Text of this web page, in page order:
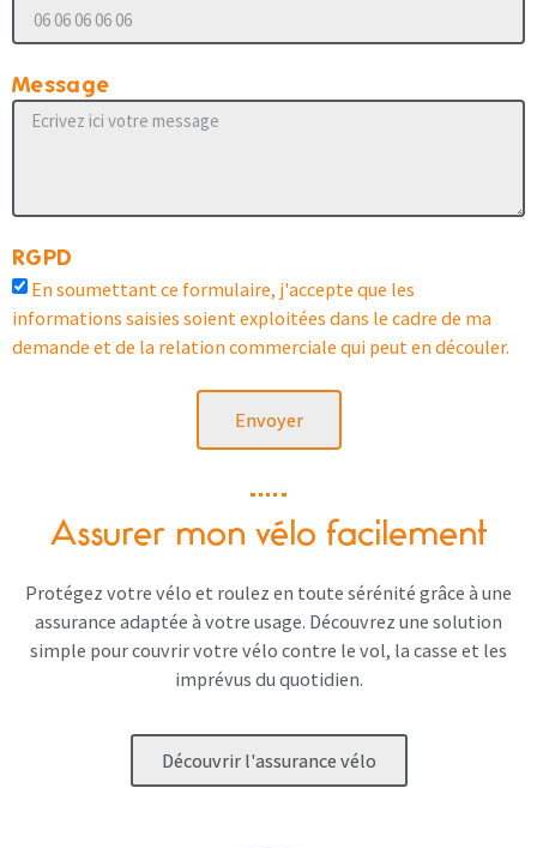
Message
RGPD
En soumettant ce formulaire, j'accepte que les
informations saisies soient exploitées dans le cadre de ma
demande et de la relation commerciale qui peut en découler.
Envoyer
Assurer mon vélo facilement
Protégez votre vélo et roulez en toute sérénité grâce à une
assurance adaptée à votre usage. Découvrez une solution
simple pour couvrir votre vélo contre le vol, la casse et les
imprévus du quotidien.
Découvrir l'assurance vélo